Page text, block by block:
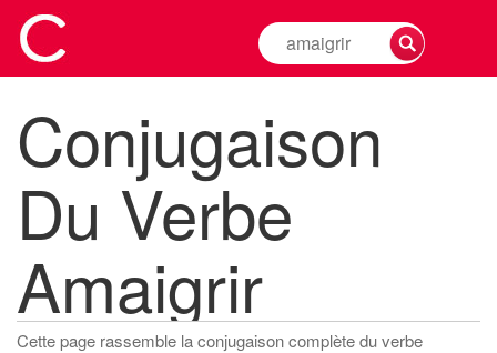
Rechercher
la
d'un
verbe
Conjugaison
Du Verbe
Amaigrir
Cette page rassemble la conjugaison complète du verbe